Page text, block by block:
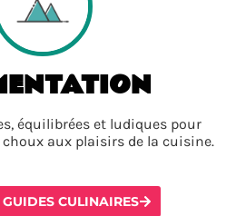
équilibrées et ludiques pour
aux plaisirs de la cuisine.
CULINAIRES